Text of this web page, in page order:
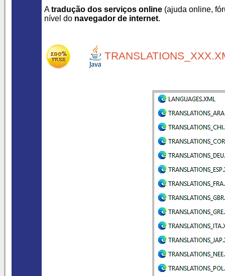
Atradução dos serviços online (ajuda online,
nível do navegador de internet.